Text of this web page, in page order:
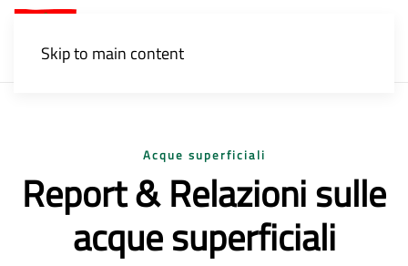
Skip to main content
Acque superficiali
Report & Relazioni sulle
acque superficiali